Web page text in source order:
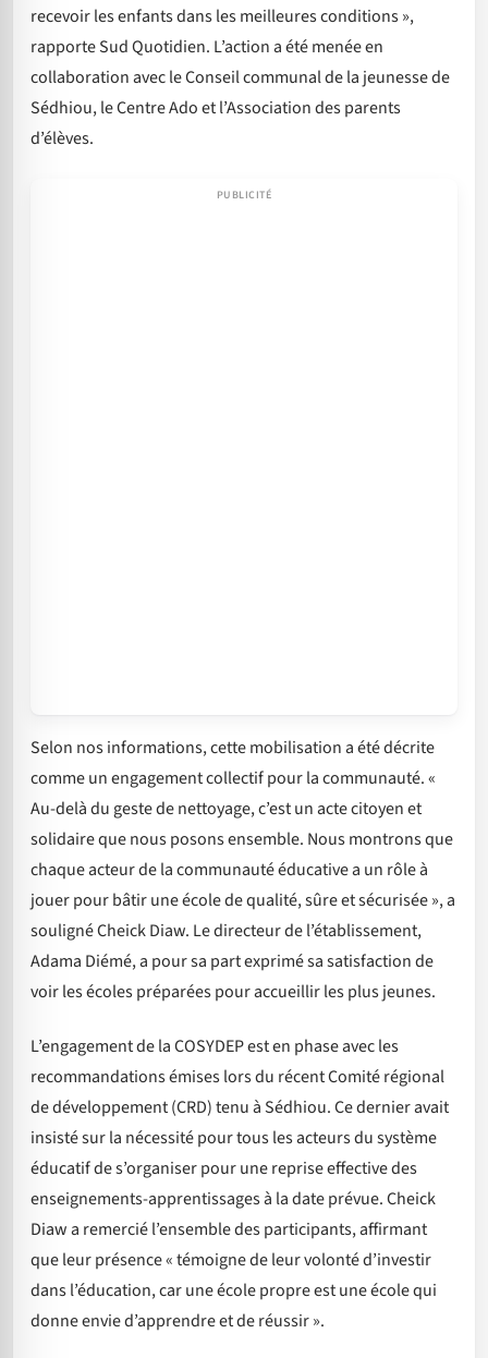
recevoir les enfants dans les meilleures conditions »,
rapporte Sud Quotidien. L’action a été menée en
collaboration avec le Conseil communal de la jeunesse de
Sédhiou, le Centre Ado et l’Association des parents
d’élèves.
Selon nos informations, cette mobilisation a été décrite
comme un engagement collectif pour la communauté. «
Au-delà du geste de nettoyage, c’est un acte citoyen et
solidaire que nous posons ensemble. Nous montrons que
chaque acteur de la communauté éducative a un rôle à
jouer pour bâtir une école de qualité, sûre et sécurisée », a
souligné Cheick Diaw. Le directeur de l’établissement,
Adama Diémé, a pour sa part exprimé sa satisfaction de
voir les écoles préparées pour accueillir les plus jeunes.
L’engagement de la COSYDEP est en phase avec les
recommandations émises lors du récent Comité régional
de développement (CRD) tenu à Sédhiou. Ce dernier avait
insisté sur la nécessité pour tous les acteurs du système
éducatif de s’organiser pour une reprise effective des
enseignements-apprentissages à la date prévue. Cheick
Diaw a remercié l’ensemble des participants, affirmant
que leur présence « témoigne de leur volonté d’investir
dans l’éducation, car une école propre est une école qui
donne envie d’apprendre et de réussir ».